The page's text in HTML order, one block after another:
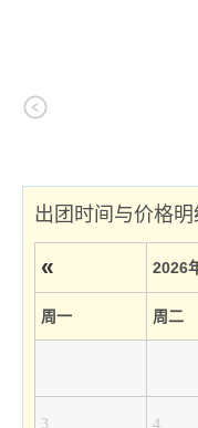
出团时间与价格明
« 2026
周一 周二
3 4